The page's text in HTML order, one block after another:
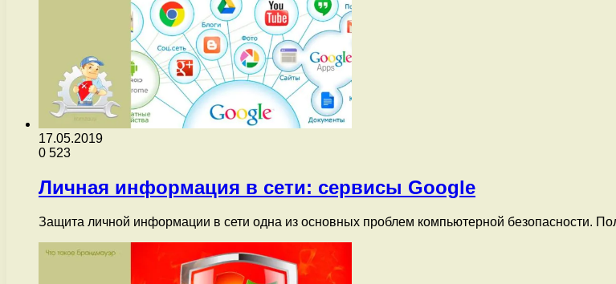
17.05.2019
0 523
Личная информация в сети: сервисы Google
Защита личной информации в сети одна из основных проблем компьютерной безопасности.